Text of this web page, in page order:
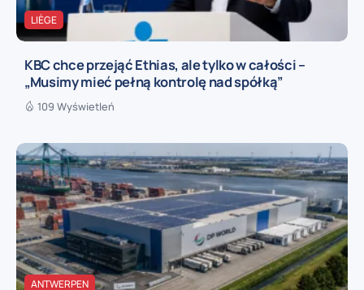
LIÈGE
KBC chce przejąć Ethias, ale tylko w całości –
„Musimy mieć pełną kontrolę nad spółką”
109 Wyświetleń
ANTWERPEN